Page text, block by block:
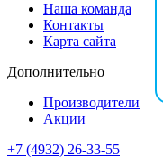
Наша команда
Контакты
Карта сайта
Дополнительно
Производители
Акции
+7 (4932) 26-33-55